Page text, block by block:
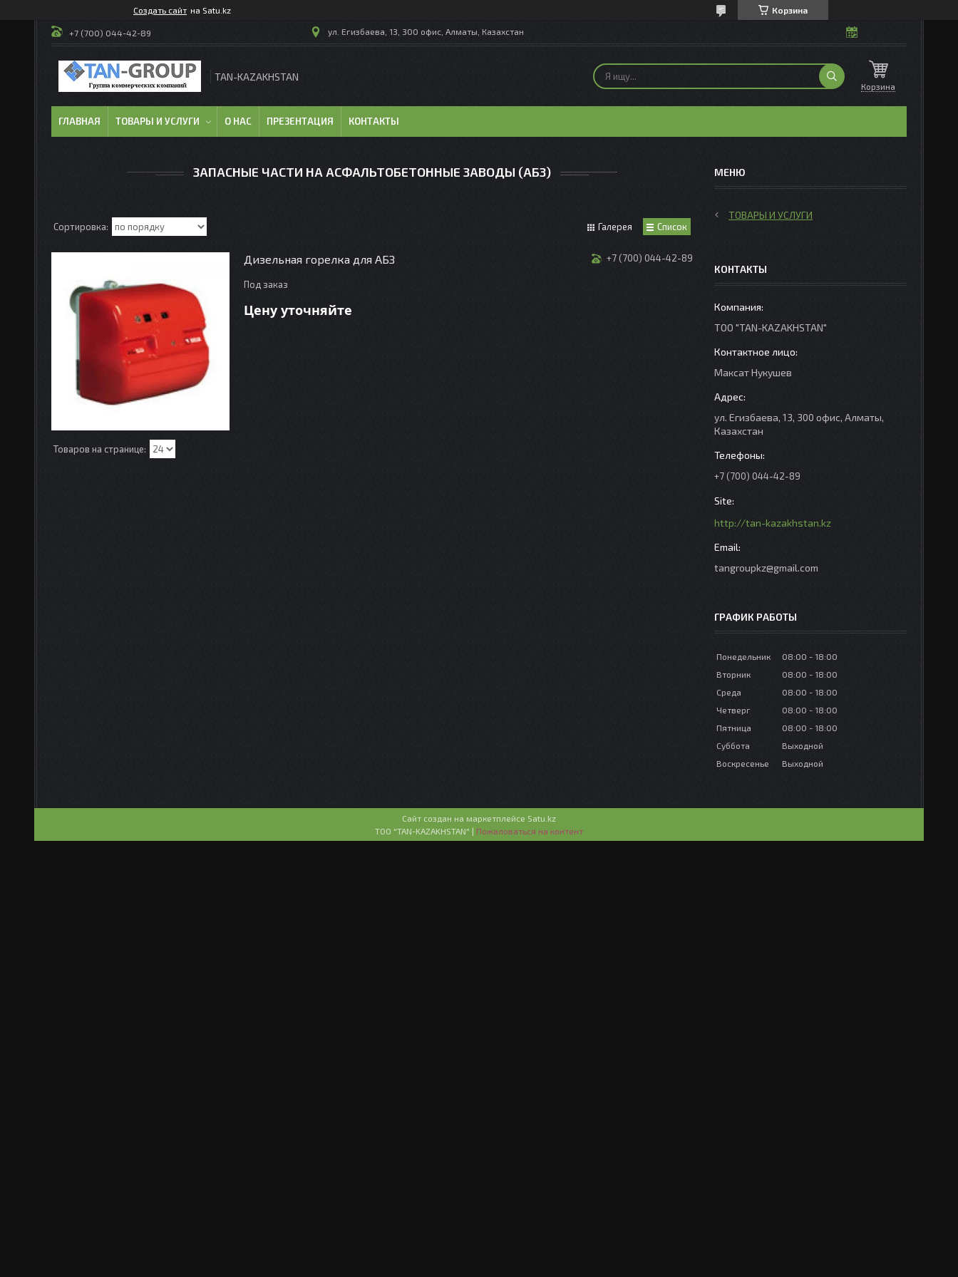
Создать сайт на Satu.kz Корзина
+7 (700) 044-42-89 ул. Егизбаева, 13, 300 офис, Алматы, Казахстан
TAN-KAZAKHSTAN
Корзина
ГЛАВНАЯ ТОВАРЫ И УСЛУГИ О НАС ПРЕЗЕНТАЦИЯ КОНТАКТЫ
ЗАПАСНЫЕ ЧАСТИ НА АСФАЛЬТОБЕТОННЫЕ ЗАВОДЫ (АБЗ)
Галерея Список
Дизельная горелка для АБЗ
Под заказ
Цену уточняйте
+7 (700) 044-42-89
ТОВАРЫ И УСЛУГИ
КОНТАКТЫ
ТОО "TAN-KAZAKHSTAN"
Максат Нукушев
ул. Егизбаева, 13, 300 офис, Алматы,
Казахстан
+7 (700) 044-42-89
http://tan-kazakhstan.kz
tangroupkz@gmail.com
ГРАФИК РАБОТЫ
Понедельник 08:00
18:00
Вторник
08:00
18:00
Среда
08:00
18:00
Четверг
08:00
18:00
Пятница
08:00
18:00
Суббота
Выходной
Воскресенье
Выходной
Сайт создан на маркетплейсе Satu.kz
ТОО "TAN-KAZAKHSTAN" | Пожаловаться на контент